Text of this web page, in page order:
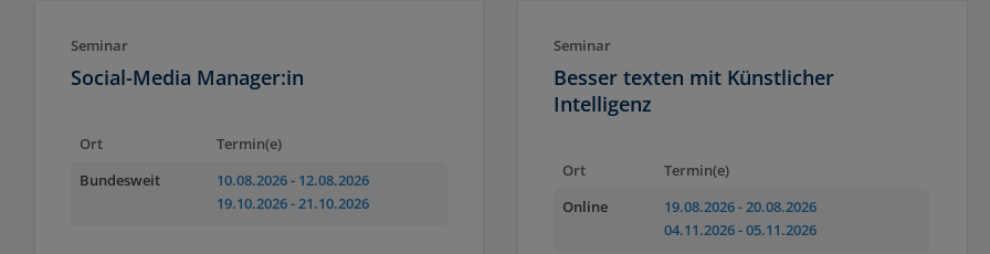
Seminar
Social-Media Manager:in
Ort
Termin(e)
Bundesweit
10.08.2026- 12.08.2026
19.10.2026- 21.10.2026
Seminar
Besser texten mit Künstlicher
Intelligenz
Ort
Termin(e)
Online
19.08.2026- 20.08.2026
04.11.2026- 05.11.2026